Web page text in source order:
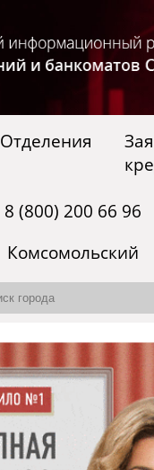
Отделения
8 (800) 200 66 96
Комсомольский